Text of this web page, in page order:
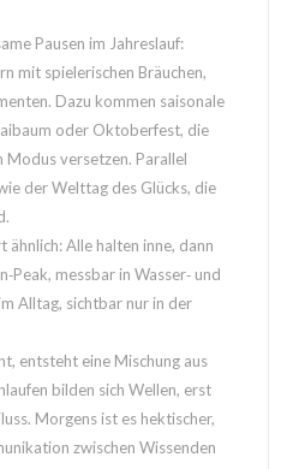
Pausen im Jahreslauf:
mit spielerischen Bräuchen,
Dazu kommen saisonale
oder Oktoberfest, die
Modus versetzen. Parallel
der Welttag des Glücks, die
Alle halten inne, dann
messbar in Wasser‑ und
Alltag, sichtbar nur in der
entsteht eine Mischung aus
bilden sich Wellen, erst
Morgens ist es hektischer,
zwischen Wissenden